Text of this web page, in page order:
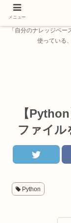
「自分のナレッジベ
使っている
【
ファイル
Python
メニュー